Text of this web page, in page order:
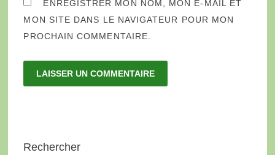
ENREGISTRER MON NOM, MON E-MAIL ET
MON SITE DANS LE NAVIGATEUR POUR MON
PROCHAIN COMMENTAIRE.
Rechercher